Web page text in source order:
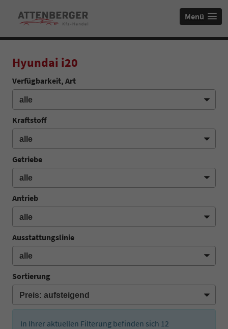
Menü
Hyundai i20
Verfügbarkeit, Art
Kraftstoff
Getriebe
Antrieb
Ausstattungslinie
Sortierung
In Ihrer aktuellen Filterung befinden sich 12